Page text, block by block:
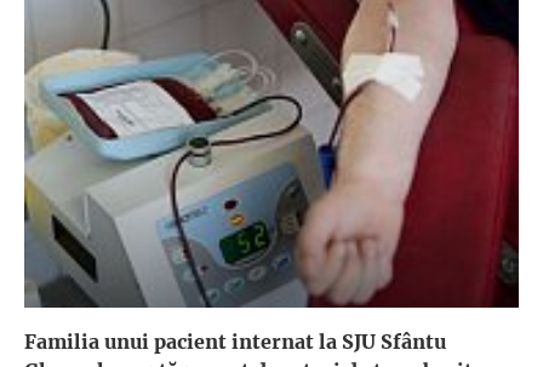
Familia unui pacient internat la SJU Sfântu